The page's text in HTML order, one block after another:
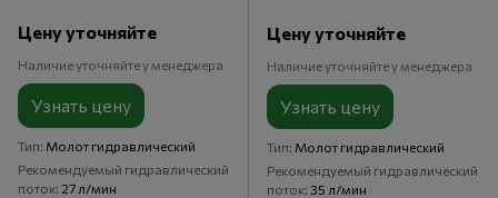
Цену уточняйте
Наличие уточняйте у менеджера
Узнать цену
Тип Молот гидравлический
Рекомендуемый гидравлический
поток 27 л/мин
Цену уточняйте
Наличие уточняйте у менеджера
Узнать цену
Тип Молот гидравлический
Рекомендуемый гидравлический
поток 35 л/мин